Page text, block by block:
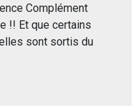
Complément
!! Et que certains
sont sortis du